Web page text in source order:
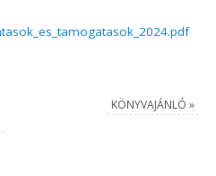
KÖNYVAJÁNLÓ »